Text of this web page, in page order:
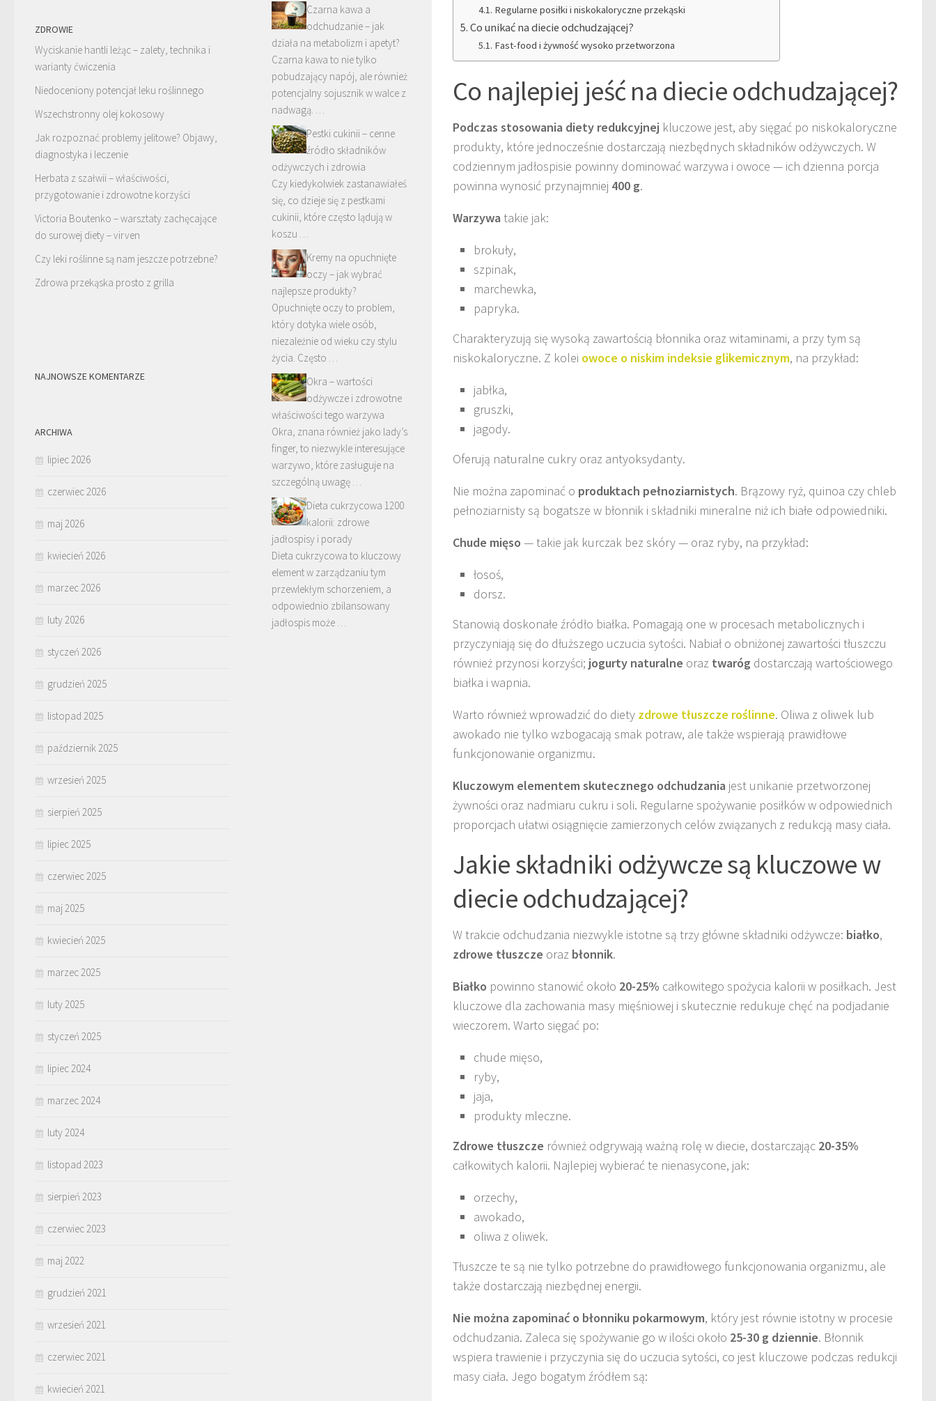
Regularne posiłki i niskokaloryczne przekąski
Co unikać na diecie odchudzającej?
Fast-food i żywność wysoko przetworzona
Co najlepiej jeść na diecie odchudzającej?
Podczas stosowania diety redukcyjnej kluczowe jest, aby sięgać po niskokaloryczne
produkty, które jednocześnie dostarczają niezbędnych składników odżywczych. W
codziennym jadłospisie powinny dominować warzywa i owoce — ich dzienna porcja
powinna wynosić przynajmniej 400 g.
Warzywa takie jak:
brokuły,
szpinak,
marchewka,
papryka.
Charakteryzują się wysoką zawartością błonnika oraz witaminami, a przy tym są
niskokaloryczne. Z kolei owoce o niskim indeksie glikemicznym, na przykład:
jabłka,
gruszki,
jagody.
Oferują naturalne cukry oraz antyoksydanty.
Nie można zapominać o produktach pełnoziarnistych. Brązowy ryż, quinoa czy chleb
pełnoziarnisty są bogatsze w błonnik i składniki mineralne niż ich białe odpowiedniki.
Chude mięso — takie jak kurczak bez skóry — oraz ryby, na przykład:
łosoś,
dorsz.
Stanowią doskonałe źródło białka. Pomagają one w procesach metabolicznych i
przyczyniają się do dłuższego uczucia sytości. Nabiał o obniżonej zawartości tłuszczu
również przynosi korzyści; jogurty naturalne oraz twaróg dostarczają wartościowego
białka i wapnia.
Warto również wprowadzić do diety zdrowe tłuszcze roślinne. Oliwa z oliwek lub
awokado nie tylko wzbogacają smak potraw, ale także wspierają prawidłowe
funkcjonowanie organizmu.
Kluczowym elementem skutecznego odchudzania jest unikanie przetworzonej
żywności oraz nadmiaru cukru i soli. Regularne spożywanie posiłków w odpowiednich
proporcjach ułatwi osiągnięcie zamierzonych celów związanych z redukcją masy ciała.
Jakie składniki odżywcze są kluczowe w
diecie odchudzającej?
W trakcie odchudzania niezwykle istotne są trzy główne składniki odżywcze: białko,
zdrowe tłuszcze oraz błonnik.
Białko powinno stanowić około 20-25% całkowitego spożycia kalorii w posiłkach. Jest
kluczowe dla zachowania masy mięśniowej i skutecznie redukuje chęć na podjadanie
wieczorem. Warto sięgać po:
chude mięso,
ryby,
jaja,
produkty mleczne.
Zdrowe tłuszcze również odgrywają ważną rolę w diecie, dostarczając 20-35%
całkowitych kalorii. Najlepiej wybierać te nienasycone, jak:
orzechy,
awokado,
oliwa z oliwek.
Tłuszcze te są nie tylko potrzebne do prawidłowego funkcjonowania organizmu, ale
także dostarczają niezbędnej energii.
Nie można zapominać o błonniku pokarmowym, który jest równie istotny w procesie
odchudzania. Zaleca się spożywanie go w ilości około 25-30 g dziennie. Błonnik
wspiera trawienie i przyczynia się do uczucia sytości, co jest kluczowe podczas redukcji
masy ciała. Jego bogatym źródłem są:
ZDROWIE
Wyciskanie hantli leżąc – zalety, technika i
warianty ćwiczenia
Niedoceniony potencjał leku roślinnego
Wszechstronny olej kokosowy
Jak rozpoznać problemy jelitowe? Objawy,
diagnostyka i leczenie
Herbata z szałwii – właściwości,
przygotowanie i zdrowotne korzyści
Victoria Boutenko – warsztaty zachęcające
do surowej diety – virven
Czy leki roślinne są nam jeszcze potrzebne?
Zdrowa przekąska prosto z grilla
NAJNOWSZE KOMENTARZE
ARCHIWA
lipiec 2026
czerwiec 2026
maj 2026
kwiecień 2026
marzec 2026
luty 2026
styczeń 2026
grudzień 2025
listopad 2025
październik 2025
wrzesień 2025
sierpień 2025
lipiec 2025
czerwiec 2025
maj 2025
kwiecień 2025
marzec 2025
luty 2025
styczeń 2025
lipiec 2024
marzec 2024
luty 2024
listopad 2023
sierpień 2023
czerwiec 2023
maj 2022
grudzień 2021
wrzesień 2021
czerwiec 2021
kwiecień 2021
Czarna kawa a
odchudzanie – jak
działa na metabolizm i apetyt?
Czarna kawa to nie tylko
pobudzający napój, ale również
potencjalny sojusznik w walce z
nadwagą. …
Pestki cukinii – cenne
źródło składników
odżywczych i zdrowia
Czy kiedykolwiek zastanawiałeś
się, co dzieje się z pestkami
cukinii, które często lądują w
koszu …
Kremy na opuchnięte
oczy – jak wybrać
najlepsze produkty?
Opuchnięte oczy to problem,
który dotyka wiele osób,
niezależnie od wieku czy stylu
życia. Często …
Okra – wartości
odżywcze i zdrowotne
właściwości tego warzywa
Okra, znana również jako lady’s
finger, to niezwykle interesujące
warzywo, które zasługuje na
szczególną uwagę …
Dieta cukrzycowa 1200
kalorii: zdrowe
jadłospisy i porady
Dieta cukrzycowa to kluczowy
element w zarządzaniu tym
przewlekłym schorzeniem, a
odpowiednio zbilansowany
jadłospis może …